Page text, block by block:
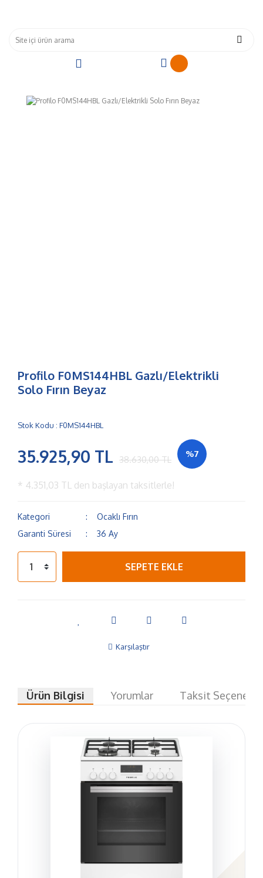
Profilo F0MS144HBL Gazlı/Elektrikli
Solo Fırın Beyaz
Stok Kodu : F0MS144HBL
35.925,90 TL 38.630,00 TL
%7
* 4.351,03 TL den başlayan taksitlerle!
Kategori
Ocaklı Fırın
Garanti Süresi
36 Ay
SEPETE EKLE
Karşılaştır
Ürün Bilgisi Yorumlar Taksit